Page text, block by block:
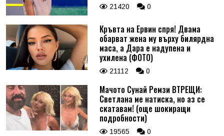
21420 0
Кръвта на Ервин спря! Двама
обарват жена му върху билярдна
маса, а Дара е надупена и
ухилена (ФОТО)
21112 0
Мачото Сунай Ремзи ВТРЕЩИ:
Светлана ме натиска, но аз се
скатавам! (още шокиращи
подробности)
19565 0